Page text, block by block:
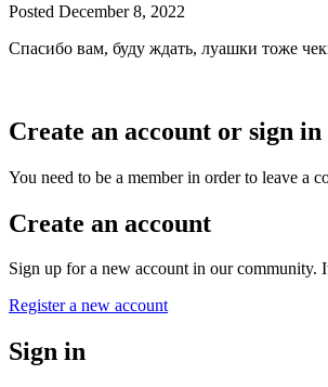
Posted December 8, 2022
Спасибо вам, буду ждать, луашки тоже
Create an account or sign
You need to be a member in order to leave a
Create an account
Sign up for a new account in our community.
Register a new account
Sign in